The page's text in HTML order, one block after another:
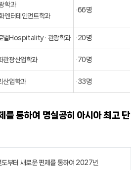
학과
엔터테인먼트학과
·66명
벌Hospitality · 관광학과 ·20명
관광산업학과 ·70명
산업학과 ·33명
통하여 명실공히 아시아 최고 단
부터 새로운 편제를 통하여 2027년